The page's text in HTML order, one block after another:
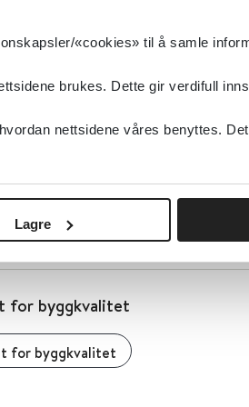
«cookies» til å samle
brukes. Dette gir verdifull
nettsidene våres benyttes.
Lagre
for medisinske produkter-
for medisinske produkter (DMP)
for byggkvalitet
for byggkvalitet